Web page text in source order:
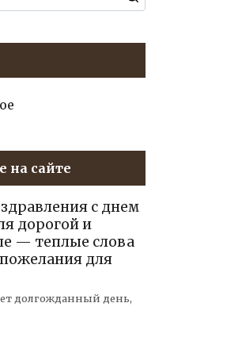
на сайте
с днем
дорогой и
— теплые слова
для
долгожданный день,